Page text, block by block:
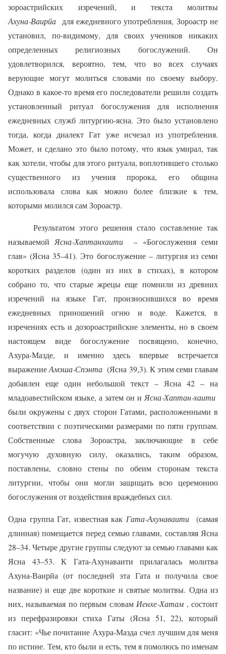
зороастрийских изречений, и текста молитвы
Ахуна‑Ваирйа
для ежедневного употребления, Зороастр не
установил, по‑видимому, для своих учеников никаких
определенных религиозных богослужений. Он
удовлетворился, вероятно, тем, что во всех случаях
верующие могут молиться словами по своему выбору.
Однако в какое‑то время его последователи решили создать
установленный ритуал богослужения для исполнения
ежедневных служб литургию‑ясна. Это было установлено
тогда, когда диалект Гат уже исчезал из употребления.
Может, и сделано это было потому, что язык умирал, так
как хотели, чтобы для этого ритуала, воплотившего столько
существенного из учения пророка, его община
использовала слова как можно более близкие к тем,
которыми молился сам Зороастр.
Результатом этого решения стало составление так
называемой Ясна‑Хаптанхаити
– «Богослужения семи
глав» (Ясна 35–41). Это богослужение – литургия из семи
коротких разделов (один из них в стихах), в котором
собрано то, что старые жрецы еще помнили из древних
изречений на языке Гат, произносившихся во время
ежедневных приношений огню и воде. Кажется, в
изречениях есть и дозороастрийские элементы, но в своем
настоящем виде богослужение посвящено, конечно,
Ахура‑Мазде, и именно здесь впервые встречается
выражениеАмэша‑Спэнта (Ясна 39,3). К этим семи главам
добавлен еще один небольшой текст – Ясна 42 – на
младоавестийском языке, а затем он и Ясна‑Хаптан‑хаити
были окружены с двух сторон Гатами, расположенными в
соответствии с поэтическими размерами по пяти группам.
Собственные слова Зороастра, заключающие в себе
могучую духовную силу, оказались, таким образом,
поставлены, словно стены по обеим сторонам текста
литургии, чтобы они могли защищать всю церемонию
богослужения от воздействия враждебных сил.
Одна группа Гат, известная как Гата‑Ахунаваити
(самая
длинная) помещается перед семью главами, составляя Ясна
28–34. Четыре другие группы следуют за семью главами как
Ясна 43–53. К Гата‑Ахунаваити прилагалась молитва
Ахуна‑Ваирйа (от последней эта Гата и получила свое
название) и еще две короткие и святые молитвы. Одна из
них, называемая по первым словам Иенхе‑Хатам , состоит
из перефразировки стиха Гаты (Ясна 51, 22), который
гласит: «Чье почитание Ахура‑Мазда счел лучшим для меня
по истине. Тем, кто были и есть, тем я помолюсь по именам